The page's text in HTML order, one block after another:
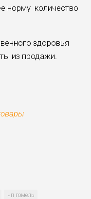
норму количество
здоровья
из продажи.
чп гомель